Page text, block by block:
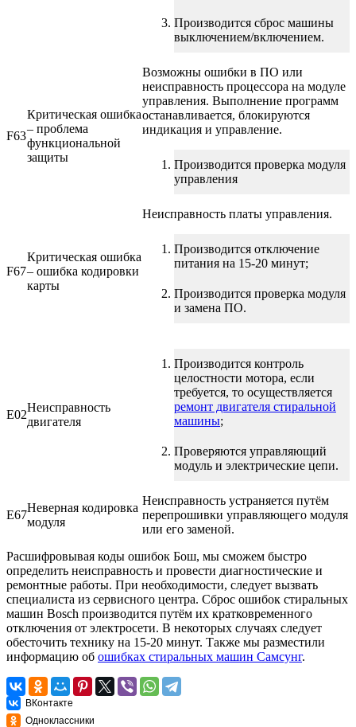
Производится сброс машины
выключением/включением.
F63
Критическая ошибка
– проблема
функциональной
защиты
Возможны ошибки в ПО или
неисправность процессора на модуле
управления. Выполнение программ
останавливается, блокируются
индикация и управление.
Производится проверка модуля
управления
F67
Критическая ошибка
– ошибка кодировки
карты
Неисправность платы управления.
Производится отключение
питания на 15-20 минут;
Производится проверка модуля
и замена ПО.
E02
Неисправность
двигателя
Производится контроль
целостности мотора, если
требуется, то осуществляется
ремонт двигателя стиральной
машины;
Проверяются управляющий
модуль и электрические цепи.
E67
Неверная кодировка
модуля
Неисправность устраняется путём
перепрошивки управляющего модуля
или его заменой.
Расшифровывая коды ошибок Бош, мы сможем быстро
определить неисправность и провести диагностические и
ремонтные работы. При необходимости, следует вызвать
специалиста из сервисного центра. Сброс ошибок стиральных
машин Bosch производится путём их кратковременного
отключения от электросети. В некоторых случаях следует
обесточить технику на 15-20 минут. Также мы разместили
информацию об ошибках стиральных машин Самсунг.
ВКонтакте
Одноклассники